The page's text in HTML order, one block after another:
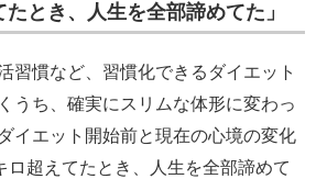
たとき、人生を全部諦めてた」
習慣など、習慣化できるダイエット
うち、確実にスリムな体形に変わっ
イエット開始前と現在の心境の変化
ロ超えてたとき、人生を全部諦めて